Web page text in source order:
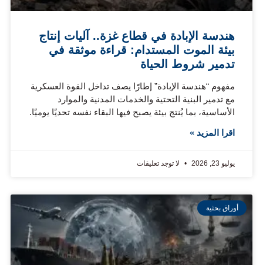
هندسة الإبادة في قطاع غزة.. آليات إنتاج
بيئة الموت المستدام: قراءة موثقة في
تدمير شروط الحياة
مفهوم “هندسة الإبادة” إطارًا يصف تداخل القوة العسكرية
مع تدمير البنية التحتية والخدمات المدنية والموارد
الأساسية، بما يُنتج بيئة يصبح فيها البقاء نفسه تحديًا يوميًا.
اقرا المزيد »
يوليو 23, 2026 لا توجد تعليقات
أوراق بحثية